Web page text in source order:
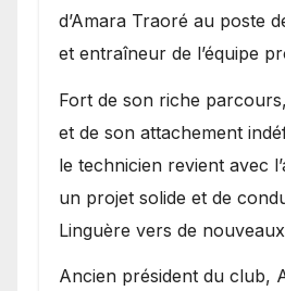
d’Amara Traoré au poste
et entraîneur de l’équipe
Fort de son riche
et de son attachement
le technicien revient avec
un projet solide et de
Linguère vers de
Ancien président du club,